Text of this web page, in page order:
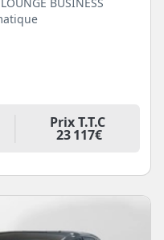
Prix T.T.C
23 117€